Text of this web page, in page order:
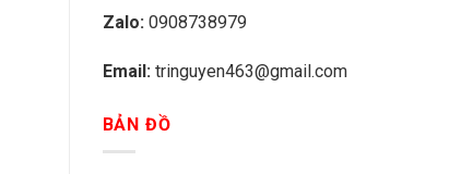
Zalo: 0908738979
Email: tringuyen463@gmail.com
BẢN ĐỒ